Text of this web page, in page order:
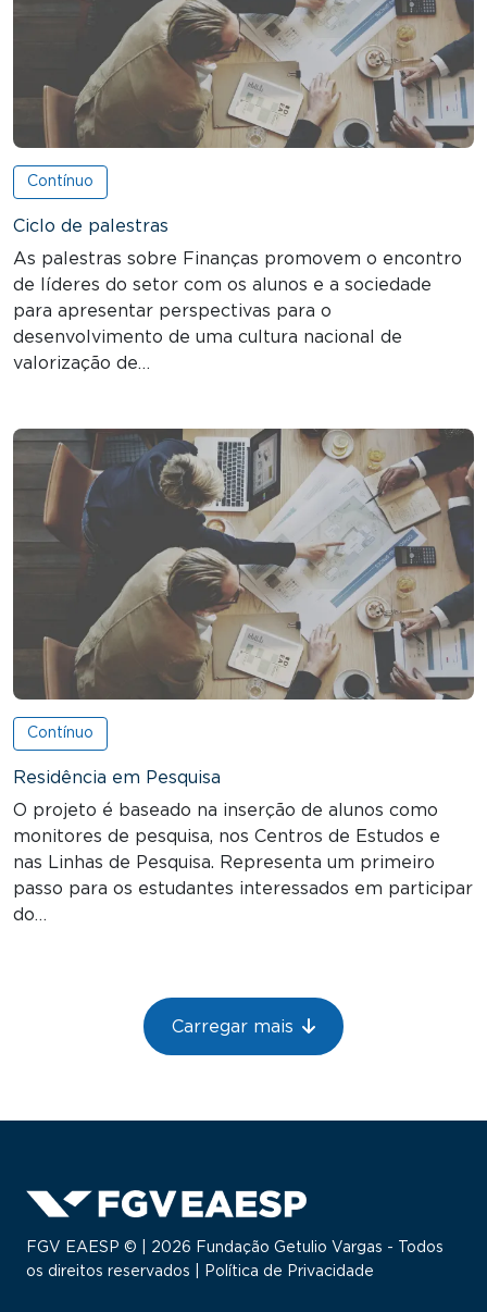
Contínuo
Ciclo de palestras
As palestras sobre Finanças promovem o encontro
de líderes do setor com os alunos e a sociedade
para apresentar perspectivas para o
desenvolvimento de uma cultura nacional de
valorização de…
Contínuo
Residência em Pesquisa
O projeto é baseado na inserção de alunos como
monitores de pesquisa, nos Centros de Estudos e
nas Linhas de Pesquisa. Representa um primeiro
passo para os estudantes interessados em participar
do…
Carregar mais
FGV EAESP © | 2026 Fundação Getulio Vargas - Todos
os direitos reservados |
Política de Privacidade